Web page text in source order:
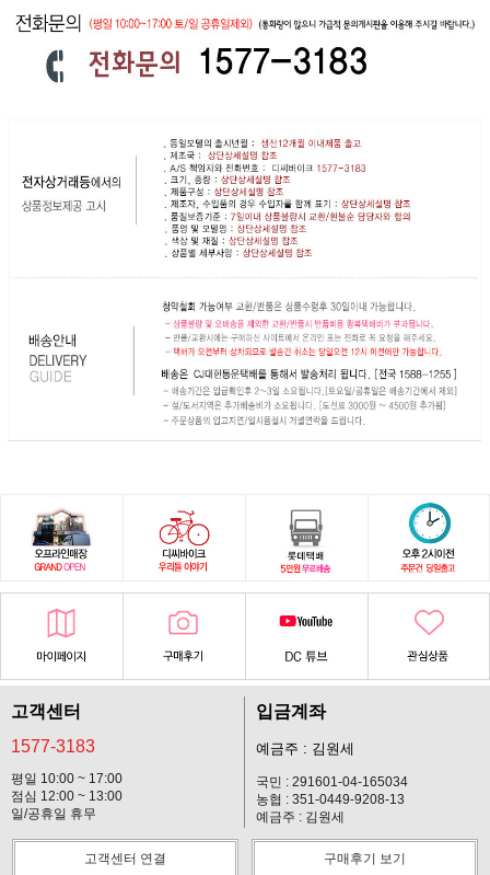
고객센터
1577-3183
평일 10:00 ~ 17:00
점심 12:00 ~ 13:00
일/공휴일 휴무
입금계좌
예금주 : 김원세
국민 : 291601-04-165034
농협 : 351-0449-9208-13
예금주 : 김원세
고객센터 연결 구매후기 보기